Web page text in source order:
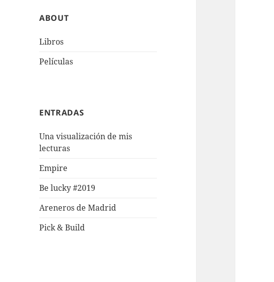
ABOUT
Libros
Películas
ENTRADAS
Una visualización de mis
lecturas
Empire
Be lucky #2019
Areneros de Madrid
Pick & Build